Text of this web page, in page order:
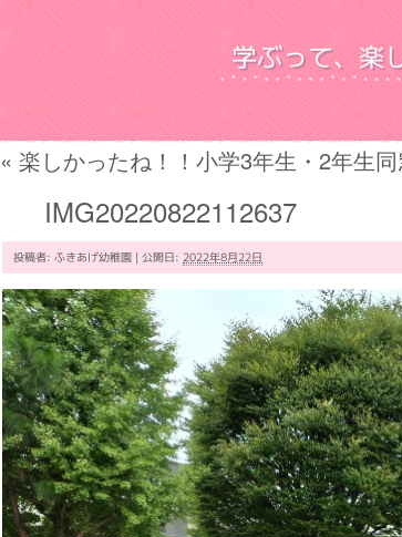
学ぶって、楽
« 楽しかったね！！小学3年生・2年生
IMG20220822112637
投稿者: ふきあげ幼稚園 | 公開日: 2022年8月22日